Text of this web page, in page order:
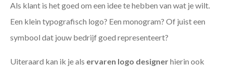
Als klant is het goed om een idee te hebben van wat je wilt.
Een klein typografisch logo? Een monogram? Of juist een
symbool dat jouw bedrijf goed representeert?
Uiteraard kan ik je als ervaren logo designerhierin ook